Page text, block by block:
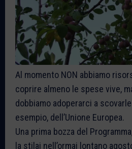
Al momento NON abbiamo
coprire almeno le spese vive,
dobbiamo adoperarci a
esempio, dell’Unione Europea.
Una prima bozza del
la stilai nell’ormai lontano